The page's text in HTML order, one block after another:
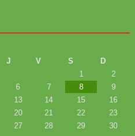
J V S D
1
2
6 7 8
9
13 14 15
16
20 21 22
23
27 28 29
30